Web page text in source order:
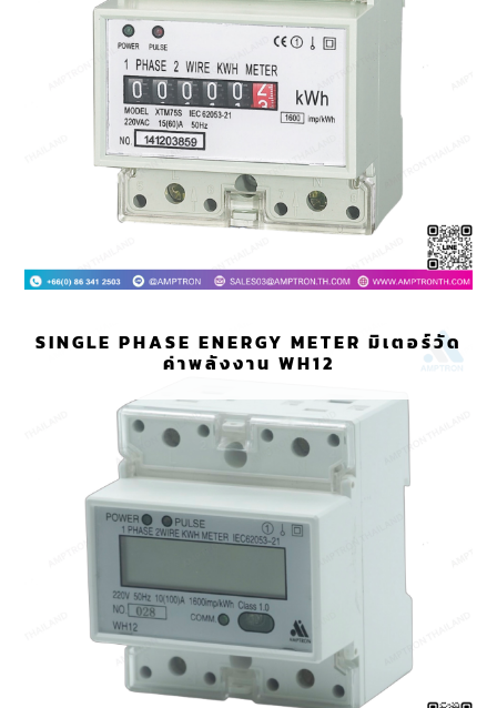
SINGLE PHASE ENERGY METER มิเตอร์วัด
ค่าพลังงาน WH12